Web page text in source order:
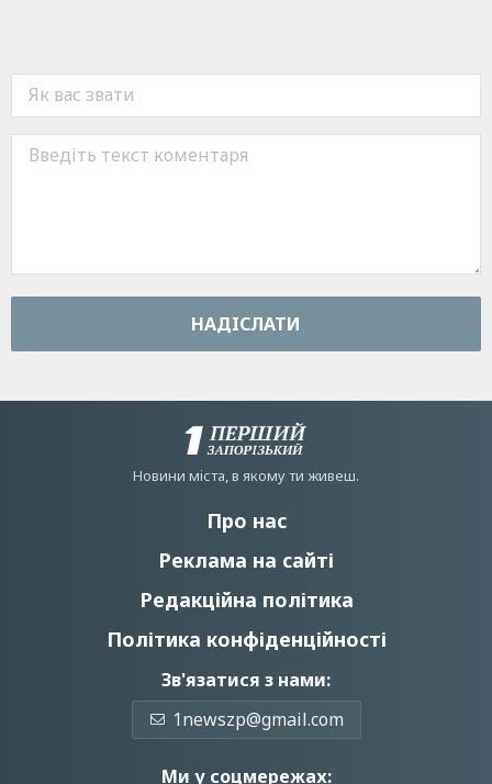
НАДIСЛАТИ
Новини мiста, в якому ти живеш.
Про нас
Реклама на сайті
Редакційна політика
Політика конфіденційності
Зв'язатися з нами:
1newszp@gmail.com
Ми у соцмережах: